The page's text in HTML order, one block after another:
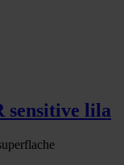
sensitive lila